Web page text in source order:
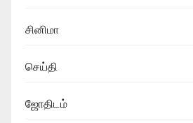
சினிமா
செய்தி
ஜோதிடம்